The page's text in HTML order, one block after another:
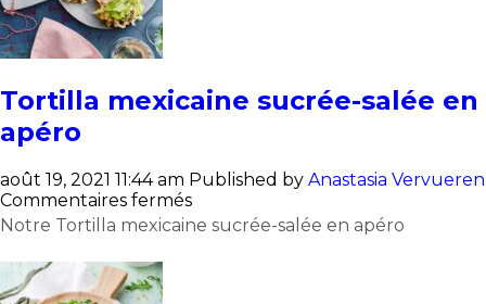
Tortilla mexicaine sucrée-salée en
apéro
août 19, 2021 11:44 am Published by Anastasia Vervueren
Commentaires ferméssur
Tortilla
Notre Tortilla mexicaine sucrée-salée en apéro